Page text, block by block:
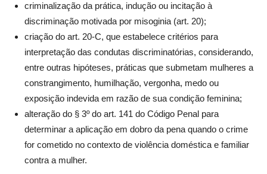
criminalização da prática, indução ou incitação à
discriminação motivada por misoginia (art. 20);
criação do art. 20-C, que estabelece critérios para
interpretação das condutas discriminatórias, considerando,
entre outras hipóteses, práticas que submetam mulheres a
constrangimento, humilhação, vergonha, medo ou
exposição indevida em razão de sua condição feminina;
alteração do § 3º do art. 141 do Código Penal para
determinar a aplicação em dobro da pena quando o crime
for cometido no contexto de violência doméstica e familiar
contra a mulher.